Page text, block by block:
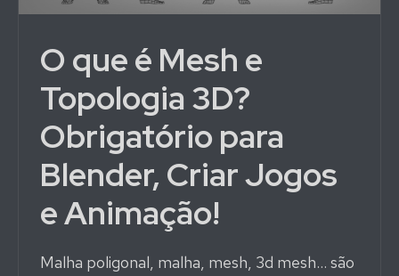
O que é Mesh e
Topologia 3D?
Obrigatório para
Blender, Criar Jogos
e Animação!
Malha poligonal, malha, mesh, 3d mesh… são